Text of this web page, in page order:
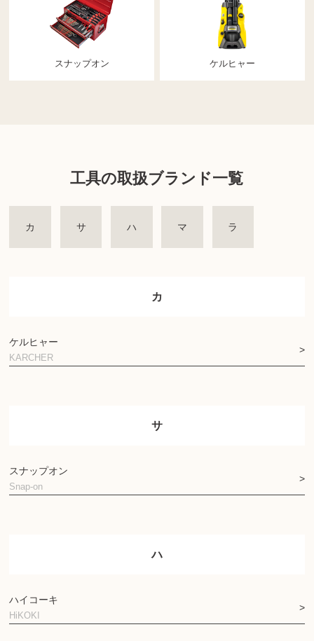
スナップオン ケルヒャー
工具の取扱ブランド一覧
カ サ ハ マ ラ
カ
ケルヒャー
KARCHER
サ
スナップオン
Snap-on
ハ
ハイコーキ
HiKOKI